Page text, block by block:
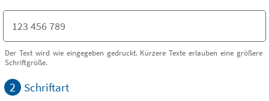
Der Text wird wie eingegeben gedruckt. Kürzere Texte erlauben eine größere
Schriftgröße.
2 Schriftart